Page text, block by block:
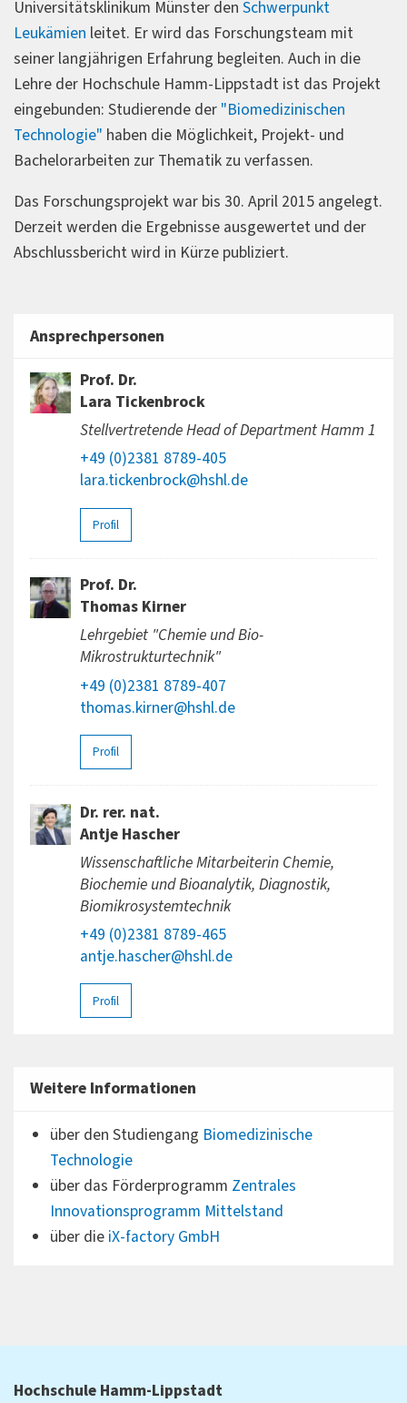
Universitätsklinikum Münster den Schwerpunkt
Leukämien leitet. Er wird das Forschungsteam mit
seiner langjährigen Erfahrung begleiten. Auch in die
Lehre der Hochschule Hamm-Lippstadt ist das Projekt
eingebunden: Studierende der "Biomedizinischen
Technologie" haben die Möglichkeit, Projekt- und
Bachelorarbeiten zur Thematik zu verfassen.
Das Forschungsprojekt war bis 30. April 2015 angelegt.
Derzeit werden die Ergebnisse ausgewertet und der
Abschlussbericht wird in Kürze publiziert.
Ansprechpersonen
Prof. Dr.
Lara Tickenbrock
Stellvertretende Head of Department Hamm 1
+49 (0)2381 8789-405
lara.tickenbrock@hshl.de
Profil
Prof. Dr.
Thomas Kirner
Lehrgebiet "Chemie und Bio-
Mikrostrukturtechnik"
+49 (0)2381 8789-407
thomas.kirner@hshl.de
Profil
Dr. rer. nat.
Antje Hascher
Wissenschaftliche Mitarbeiterin Chemie,
Biochemie und Bioanalytik, Diagnostik,
Biomikrosystemtechnik
+49 (0)2381 8789-465
antje.hascher@hshl.de
Profil
Weitere Informationen
über den Studiengang Biomedizinische
Technologie
über das Förderprogramm Zentrales
Innovationsprogramm Mittelstand
über die iX-factory GmbH
Hochschule Hamm-Lippstadt